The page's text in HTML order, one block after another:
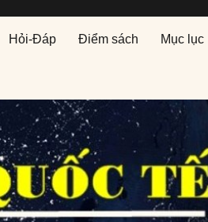
Hỏi-Đáp Điểm sách Mục lục